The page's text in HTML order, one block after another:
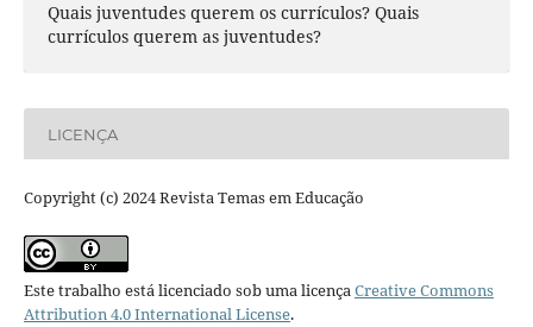
Quais juventudes querem os currículos? Quais
currículos querem as juventudes?
LICENÇA
Copyright (c) 2024 Revista Temas em Educação
Este trabalho está licenciado sob uma licençaCreative Commons
Attribution 4.0 International License.